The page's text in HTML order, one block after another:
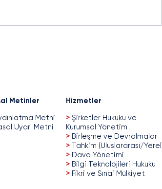
Metinler
Metni
Uyarı Metni
Hizmetler
> Şirketler Hukuku ve
Kurumsal Yönetim
> Birleşme ve Devralmalar
> Tahkim (Uluslararası/
> Dava Yönetimi
> Bilgi Teknolojileri Hukuku
> Fikri ve Sınai Mülkiyet